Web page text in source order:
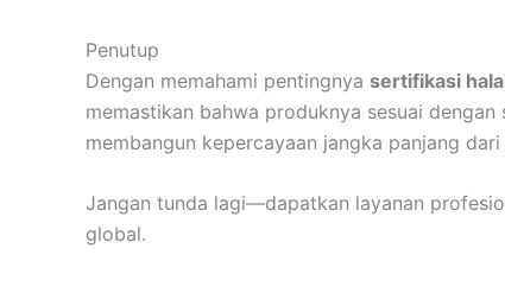
Penutup
Dengan memahami pentingnya sertifikasi
memastikan bahwa produknya sesuai
membangun kepercayaan jangka panjang dari
Jangan tunda lagi—dapatkan layanan
global.